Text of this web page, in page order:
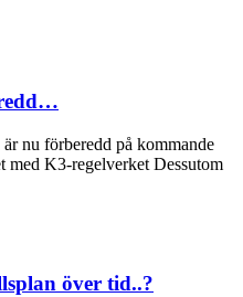
nu förberedd på kommande
med K3-regelverket Dessutom
över tid..?